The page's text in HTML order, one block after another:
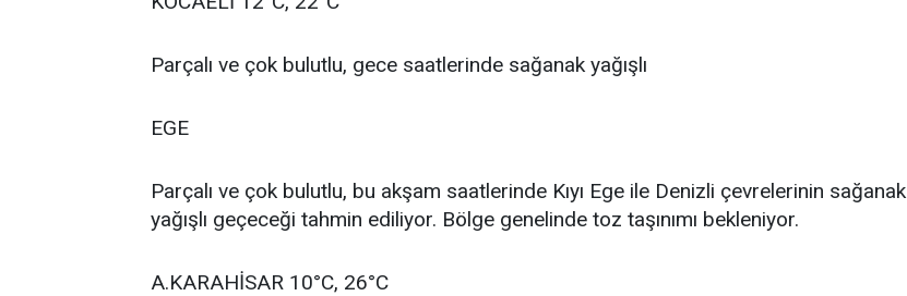
Parçalı ve çok bulutlu, gece saatlerinde sağanak yağışlı
EGE
Parçalı ve çok bulutlu, bu akşam saatlerinde Kıyı Ege ile Denizli çevrelerinin sağanak
yağışlı geçeceği tahmin ediliyor. Bölge genelinde toz taşınımı bekleniyor.
A.KARAHİSAR 10°C, 26°C